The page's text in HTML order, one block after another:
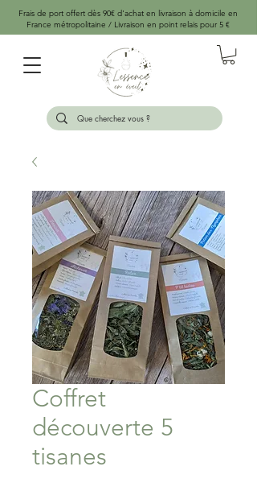
Frais de port offert dès 90€ d'achat en livraison à domicile en
France métropolitaine / Livraison en point relais pour 5 €
Coffret
découverte 5
tisanes